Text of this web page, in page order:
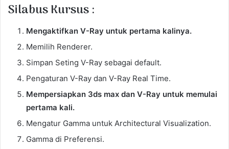
Silabus Kursus :
Mengaktifkan V-Ray untuk pertama kalinya.
Memilih Renderer.
Simpan Seting V-Ray sebagai default.
Pengaturan V-Ray dan V-Ray Real Time.
Mempersiapkan 3ds max dan V-Ray untuk memulai
pertama kali.
Mengatur Gamma untuk Architectural Visualization.
Gamma di Preferensi.